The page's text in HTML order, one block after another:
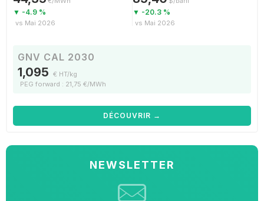
▼ -4.9 %
vs Mai 2026
▼ -20.3 %
vs Mai 2026
GNV CAL 2030
1,095 € HT/kg
PEG forward : 21,75 €/MWh
DÉCOUVRIR →
NEWSLETTER